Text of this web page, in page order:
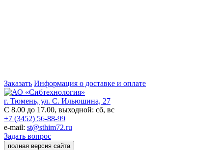
Заказать Информация о доставке и оплате
г. Тюмень, ул. С. Ильюшина, 27
С 8.00 до 17.00, выходной: сб, вс
+7 (3452) 56-88-99
e-mail: st@sthim72.ru
Задать вопрос
полная версия сайта